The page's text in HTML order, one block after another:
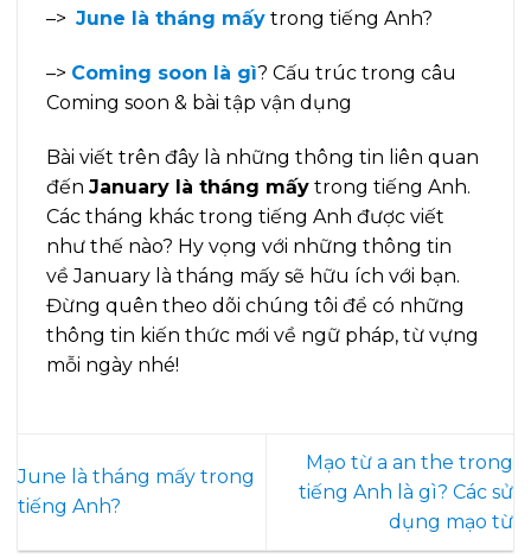
–> June là tháng mấy trong tiếng Anh?
–> Coming soon là gì? Cấu trúc trong câu
Coming soon & bài tập vận dụng
Bài viết trên đây là những thông tin liên quan
đến January là tháng mấy trong tiếng Anh.
Các tháng khác trong tiếng Anh được viết
như thế nào? Hy vọng với những thông tin
về January là tháng mấy sẽ hữu ích với bạn.
Đừng quên theo dõi chúng tôi để có những
thông tin kiến thức mới về ngữ pháp, từ vựng
mỗi ngày nhé!
June là tháng mấy trong
tiếng Anh?
Mạo từ a an the trong
tiếng Anh là gì? Các sử
dụng mạo từ